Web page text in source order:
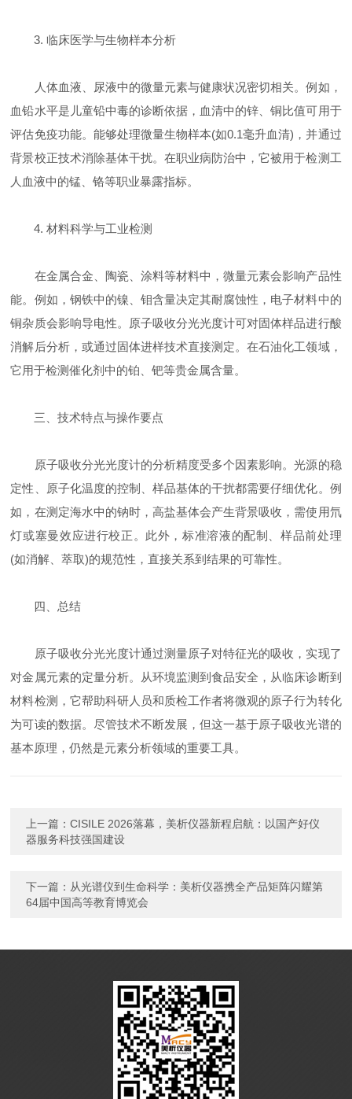
3. 临床医学与生物样本分析
人体血液、尿液中的微量元素与健康状况密切相关。例如，
血铅水平是儿童铅中毒的诊断依据，血清中的锌、铜比值可用于
评估免疫功能。能够处理微量生物样本(如0.1毫升血清)，并通过
背景校正技术消除基体干扰。在职业病防治中，它被用于检测工
人血液中的锰、铬等职业暴露指标。
4. 材料科学与工业检测
在金属合金、陶瓷、涂料等材料中，微量元素会影响产品性
能。例如，钢铁中的镍、钼含量决定其耐腐蚀性，电子材料中的
铜杂质会影响导电性。原子吸收分光光度计可对固体样品进行酸
消解后分析，或通过固体进样技术直接测定。在石油化工领域，
它用于检测催化剂中的铂、钯等贵金属含量。
三、技术特点与操作要点
原子吸收分光光度计的分析精度受多个因素影响。光源的稳
定性、原子化温度的控制、样品基体的干扰都需要仔细优化。例
如，在测定海水中的钠时，高盐基体会产生背景吸收，需使用氘
灯或塞曼效应进行校正。此外，标准溶液的配制、样品前处理
(如消解、萃取)的规范性，直接关系到结果的可靠性。
四、总结
原子吸收分光光度计通过测量原子对特征光的吸收，实现了
对金属元素的定量分析。从环境监测到食品安全，从临床诊断到
材料检测，它帮助科研人员和质检工作者将微观的原子行为转化
为可读的数据。尽管技术不断发展，但这一基于原子吸收光谱的
基本原理，仍然是元素分析领域的重要工具。
上一篇：CISILE 2026落幕，美析仪器新程启航：以国产好仪
器服务科技强国建设
下一篇： 从光谱仪到生命科学：美析仪器携全产品矩阵闪耀第
64届中国高等教育博览会